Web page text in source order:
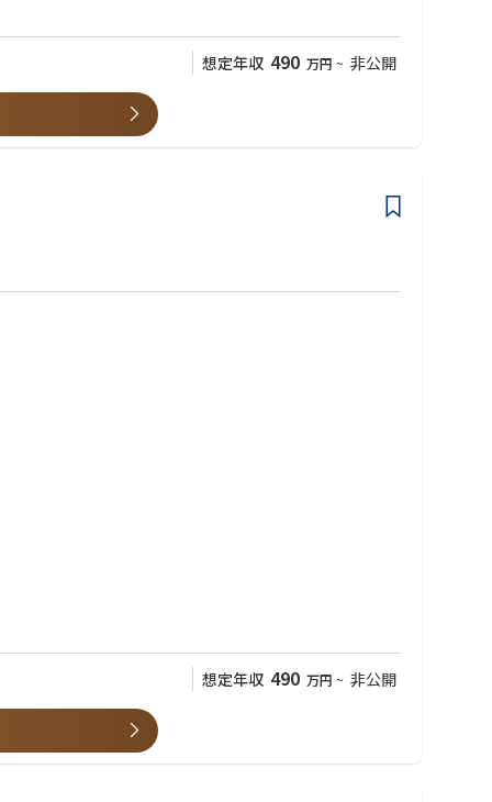
想定年収 490 万円 ~ 非公開
実現に向けたエネルギー構造の変革に積極的に取り組んでいま
想定年収 490 万円 ~ 非公開